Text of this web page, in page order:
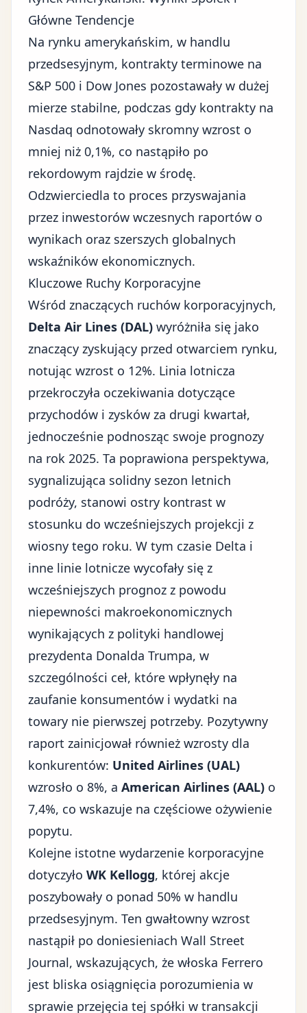
Główne Tendencje
Na rynku amerykańskim, w handlu
przedsesyjnym, kontrakty terminowe na
S&P 500 i Dow Jones pozostawały w dużej
mierze stabilne, podczas gdy kontrakty na
Nasdaq odnotowały skromny wzrost o
mniej niż 0,1%, co nastąpiło po
rekordowym rajdzie w środę.
Odzwierciedla to proces przyswajania
przez inwestorów wczesnych raportów o
wynikach oraz szerszych globalnych
wskaźników ekonomicznych.
Kluczowe Ruchy Korporacyjne
Wśród znaczących ruchów korporacyjnych,
Delta Air Lines (DAL) wyróżniła się jako
znaczący zyskujący przed otwarciem rynku,
notując wzrost o 12%. Linia lotnicza
przekroczyła oczekiwania dotyczące
przychodów i zysków za drugi kwartał,
jednocześnie podnosząc swoje prognozy
na rok 2025. Ta poprawiona perspektywa,
sygnalizująca solidny sezon letnich
podróży, stanowi ostry kontrast w
stosunku do wcześniejszych projekcji z
wiosny tego roku. W tym czasie Delta i
inne linie lotnicze wycofały się z
wcześniejszych prognoz z powodu
niepewności makroekonomicznych
wynikających z polityki handlowej
prezydenta Donalda Trumpa, w
szczególności ceł, które wpłynęły na
zaufanie konsumentów i wydatki na
towary nie pierwszej potrzeby. Pozytywny
raport zainicjował również wzrosty dla
konkurentów: United Airlines (UAL)
wzrosło o 8%, a American Airlines (AAL) o
7,4%, co wskazuje na częściowe ożywienie
popytu.
Kolejne istotne wydarzenie korporacyjne
dotyczyło WK Kellogg, której akcje
poszybowały o ponad 50% w handlu
przedsesyjnym. Ten gwałtowny wzrost
nastąpił po doniesieniach Wall Street
Journal, wskazujących, że włoska Ferrero
jest bliska osiągnięcia porozumienia w
sprawie przejęcia tej spółki w transakcji